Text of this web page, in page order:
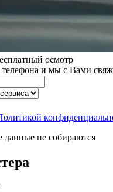
осмотр
телефона и мы с Вами
данные не собираются